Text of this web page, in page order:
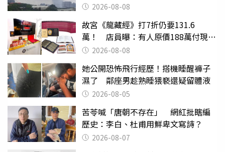
2026-08-08
故宮《龍藏經》打7折仍要131.6
萬！ 店員曝：有人原價188萬付現購
買 2026-08-08
她公開恐怖飛行經歷！搭機睡醒褲子
濕了 鄰座男趁熟睡猥褻還疑留體液
2026-08-05
苦苓喊「唐朝不存在」 網紅批瞎編
歷史：李白、杜甫用鮮卑文寫詩？
2026-08-07